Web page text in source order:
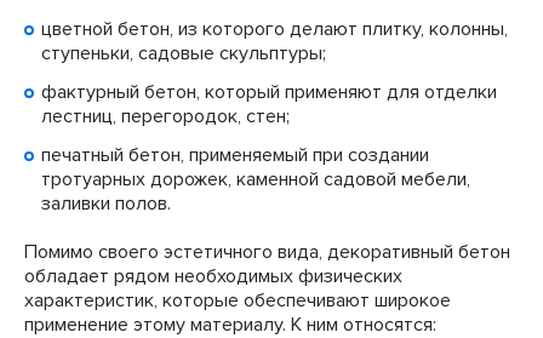
цветной бетон, из которого делают плитку, колонны,
ступеньки, садовые скульптуры;
фактурный бетон, который применяют для отделки
лестниц, перегородок, стен;
печатный бетон, применяемый при создании
тротуарных дорожек, каменной садовой мебели,
заливки полов.
Помимо своего эстетичного вида, декоративный бетон
обладает рядом необходимых физических
характеристик, которые обеспечивают широкое
применение этому материалу. К ним относятся: